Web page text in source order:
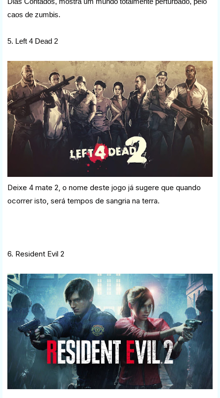
caos de zumbis.
5. Left 4 Dead 2
Deixe 4 mate 2, o nome deste jogo já sugere que quando
ocorrer isto, será tempos de sangria na terra.
6. Resident Evil 2